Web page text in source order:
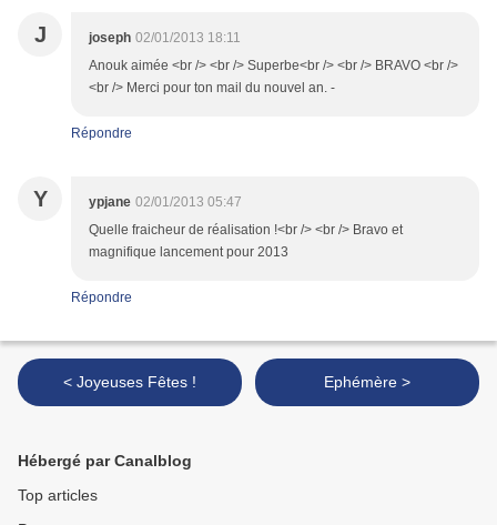
J joseph 02/01/2013 18:11
Anouk aimée <br /> <br /> Superbe<br /> <br /> BRAVO <br />
<br /> Merci pour ton mail du nouvel an. -
Répondre
Y ypjane 02/01/2013 05:47
Quelle fraicheur de réalisation !<br /> <br /> Bravo et
magnifique lancement pour 2013
Répondre
< Joyeuses Fêtes ! Ephémère >
Hébergé par Canalblog
Top articles